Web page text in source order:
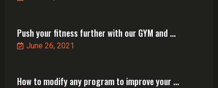
Push your fitness further with our GYM and ...
June 26, 2021
How to modify any program to improve your ...